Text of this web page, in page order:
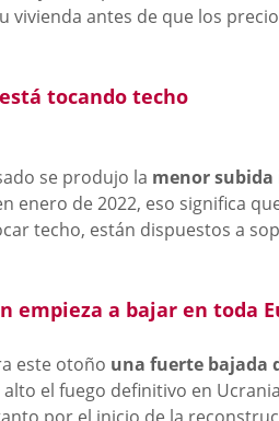
vivienda antes de que los
tocando techo
se produjo la menor
enero de 2022, eso significa
techo, están dispuestos a
empieza a bajar en toda
este otoño una fuerte bajada
el fuego definitivo en